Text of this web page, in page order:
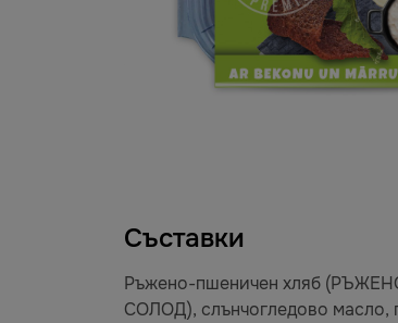
Съставки
Ръжено-пшеничен хляб
СОЛОД), слънчогледово